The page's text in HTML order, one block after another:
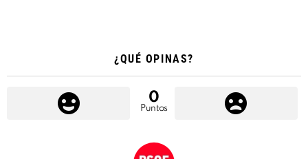
¿QUÉ OPINAS?
0
Puntos